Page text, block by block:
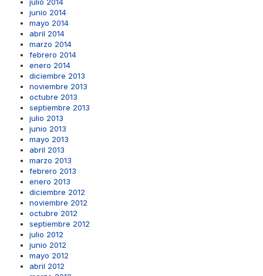
julio 2014
junio 2014
mayo 2014
abril 2014
marzo 2014
febrero 2014
enero 2014
diciembre 2013
noviembre 2013
octubre 2013
septiembre 2013
julio 2013
junio 2013
mayo 2013
abril 2013
marzo 2013
febrero 2013
enero 2013
diciembre 2012
noviembre 2012
octubre 2012
septiembre 2012
julio 2012
junio 2012
mayo 2012
abril 2012